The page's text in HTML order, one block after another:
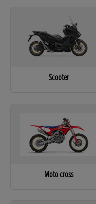
Scooter
Moto cross